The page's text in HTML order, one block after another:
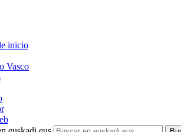
inicio
Vasco